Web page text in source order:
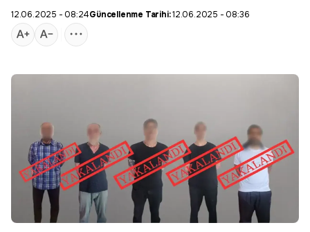
12.06.2025 - 08:24Güncellenme Tarihi:12.06.2025 - 08:36